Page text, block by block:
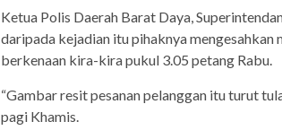
Ketua Polis Daerah Barat Daya,
daripada kejadian itu pihaknya
berkenaan kira-kira pukul 3.05 petang Rabu.
“Gambar resit pesanan pelanggan itu turut
pagi Khamis.